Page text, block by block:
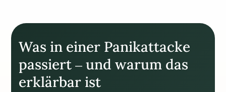
Was in einer Panikattacke
passiert – und warum das
erklärbar ist